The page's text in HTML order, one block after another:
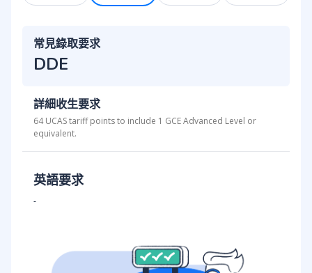
常見錄取要求
DDE
詳細收生要求
64 UCAS tariff points to include 1 GCE Advanced Level or
equivalent.
英語要求
-